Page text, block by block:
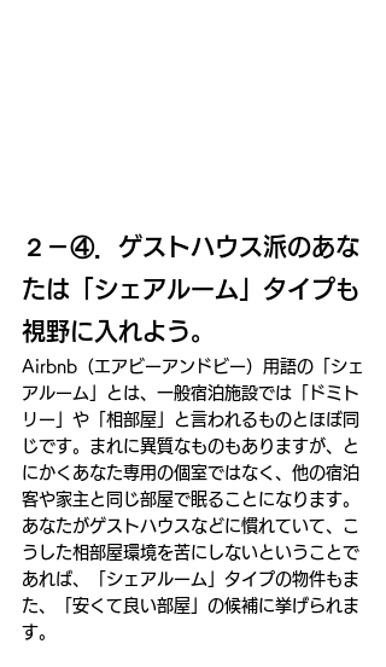
２－④．ゲストハウス派のあな
たは「シェアルーム」タイプも
視野に入れよう。
Airbnb（エアビーアンドビー）用語の「シェ
アルーム」とは、一般宿泊施設では「ドミト
リー」や「相部屋」と言われるものとほぼ同
じです。まれに異質なものもありますが、と
にかくあなた専用の個室ではなく、他の宿泊
客や家主と同じ部屋で眠ることになります。
あなたがゲストハウスなどに慣れていて、こ
うした相部屋環境を苦にしないということで
あれば、「シェアルーム」タイプの物件もま
た、「安くて良い部屋」の候補に挙げられま
す。